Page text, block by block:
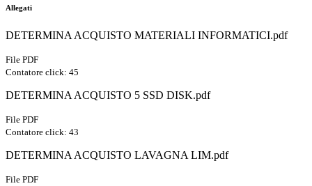
Allegati
DETERMINA ACQUISTO MATERIALI INFORMATICI.pdf
File PDF
Contatore click: 45
DETERMINA ACQUISTO 5 SSD DISK.pdf
File PDF
Contatore click: 43
DETERMINA ACQUISTO LAVAGNA LIM.pdf
File PDF